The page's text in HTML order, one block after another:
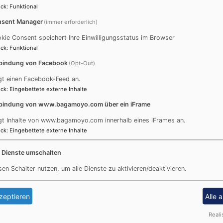
neuen stellvertretenden Bischof wurde Pfarrer Dr.
Makambako).
Amtseinführung des neuen Bischofs fand am 13.
in Njombe mit großen Feierlichkeiten statt. Nicht
viele kirchliche Würdenträger sondern auch Vertreter
Regierung waren mit dabei.
: Funktional
Manager (immer erforderlich)
Consent speichert Ihre Einwilligungsstatus im Browser
: Funktional
von Facebook (Opt-Out)
einen Facebook-Feed an.
: Eingebettete externe Inhalte
von www.bagamoyo.com über ein iFrame
Inhalte von www.bagamoyo.com innerhalb eines iFrames an.
: Eingebettete externe Inhalte
Dienste umschalten
Schalter nutzen, um alle Dienste zu aktivieren/deaktivieren.
Alle